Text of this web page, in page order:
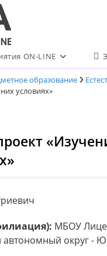
ON-LINE
образование
условиях»
МБОУ
автономный округ -